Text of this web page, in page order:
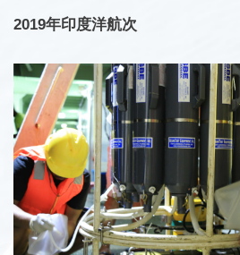
2019年印度洋航次